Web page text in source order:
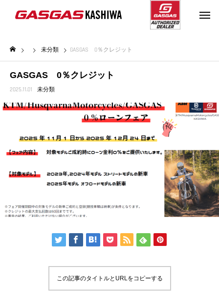
未分類 GASGAS 0％クレジット
GASGAS 0％クレジット
2025.11.01 未分類
この記事のタイトルとURLをコピーする